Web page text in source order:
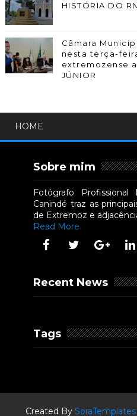
HISTÓRIA DO
Câmara
nesta terça-
extremozense
JÚNIOR
HOME
Sobre mim
Fotógrafo Profissional
Canindé traz as
de Extremoz e
Read More
Recent News
Tags
Created BySoraTemplates